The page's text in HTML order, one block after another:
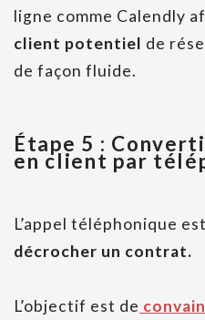
ligne comme Calendly
client potentiel de
de façon fluide.
Étape 5 :
en client par
L’appel téléphonique
décrocher un contrat.
L’objectif est de